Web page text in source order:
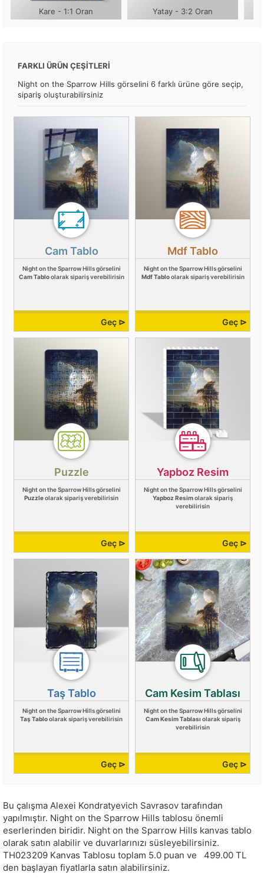
Kare - 1:1 Oran Yatay - 3:2 Oran
FARKLI ÜRÜN ÇEŞİTLERİ
Night on the Sparrow Hills görselini 6 farklı ürüne göre seçip,
sipariş oluşturabilirsiniz
Cam Tablo
Night on the Sparrow Hills görselini
Cam Tabloolarak sipariş verebilirisin
Geç ⊳
Mdf Tablo
Night on the Sparrow Hills görselini
Mdf Tabloolarak sipariş verebilirisin
Geç ⊳
Puzzle
Night on the Sparrow Hills görselini
Puzzleolarak sipariş verebilirisin
Geç ⊳
Yapboz Resim
Night on the Sparrow Hills görselini
Yapboz Resimolarak sipariş
verebilirisin
Geç ⊳
Taş Tablo
Night on the Sparrow Hills görselini
Taş Tabloolarak sipariş verebilirisin
Geç ⊳
Cam Kesim Tablası
Night on the Sparrow Hills görselini
Cam Kesim Tablası olarak sipariş
verebilirisin
Geç ⊳
Bu çalışma Alexei Kondratyevich Savrasov tarafından
yapılmıştır. Night on the Sparrow Hills tablosu önemli
eserlerinden biridir. Night on the Sparrow Hills kanvas tablo
olarak satın alabilir ve duvarlarınızı süsleyebilirsiniz.
TH023209 Kanvas Tablosu toplam 5.0 puan ve 499.00 TL
den başlayan fiyatlarla satın alabilirsiniz.